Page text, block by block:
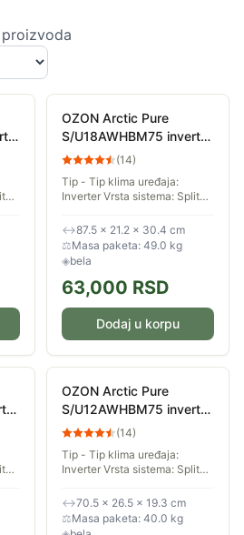
proizvoda
h
OZON Arctic Pure
S/U18AWHBM75 inverter
klima uređaj Wi-Fi +
(14)
Tip - Tip klima uređaja:
Inverter Vrsta sistema: Split
hlađenja (Btu/h): 18.420 Btu/h
Kapacitet grejanja (Btu/h):
18.420...
↔87.5 × 21.2 × 30.4 cm
⚖Masa paketa: 49.0 kg
◈bela
63,000 RSD
Dodaj u korpu
h
OZON Arctic Pure
S/U12AWHBM75 inverter
klima uređaj Wi-Fi +
(14)
Tip - Tip klima uređaja:
Inverter Vrsta sistema: Split
hlađenja (Btu/h): 11.940 Btu/h
Kapacitet grejanja (Btu/h):
13.305...
↔70.5 × 26.5 × 19.3 cm
⚖Masa paketa: 40.0 kg